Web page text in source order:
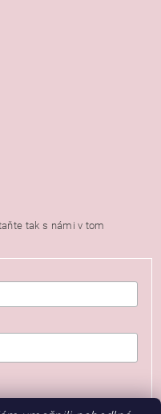
tak s námi v tom